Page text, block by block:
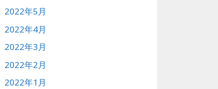
2022年5月
2022年4月
2022年3月
2022年2月
2022年1月